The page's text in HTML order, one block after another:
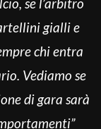
gialli e
chi entra
Vediamo se
di gara sarà